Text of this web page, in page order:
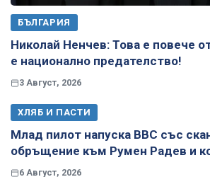
БЪЛГАРИЯ
Николай Ненчев: Това е повече
е национално предателство!
3 Август, 2026
ХЛЯБ И ПАСТИ
Млад пилот напуска ВВС със
обръщение към Румен Радев и
6 Август, 2026